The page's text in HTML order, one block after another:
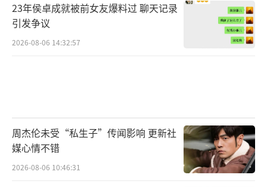
23年侯卓成就被前女友爆料过 聊天记录
引发争议
2026-08-06 14:32:57
周杰伦未受“私生子”传闻影响 更新社
媒心情不错
2026-08-06 10:46:31